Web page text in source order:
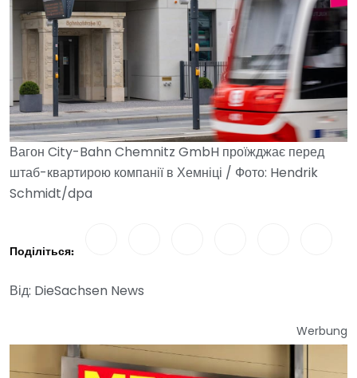
Вагон City-Bahn Chemnitz GmbH проїжджає перед
штаб-квартирою компанії в Хемніці / Фото: Hendrik
Schmidt/dpa
Поділіться:
Від: DieSachsen News
Werbung